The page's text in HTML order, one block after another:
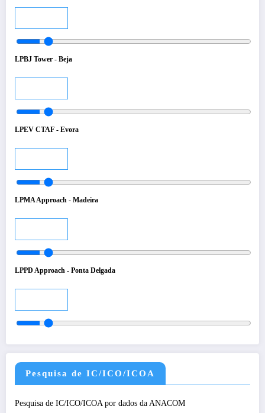
LPBJ Tower - Beja
LPEV CTAF - Evora
LPMA Approach - Madeira
LPPD Approach - Ponta Delgada
Pesquisa de IC/ICO/ICOA
Pesquisa de IC/ICO/ICOA por dados da ANACOM